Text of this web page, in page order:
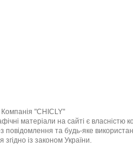
"CHICLY"
матеріали на сайті є власністю
повідомлення та будь-яке
згідно із законом України.